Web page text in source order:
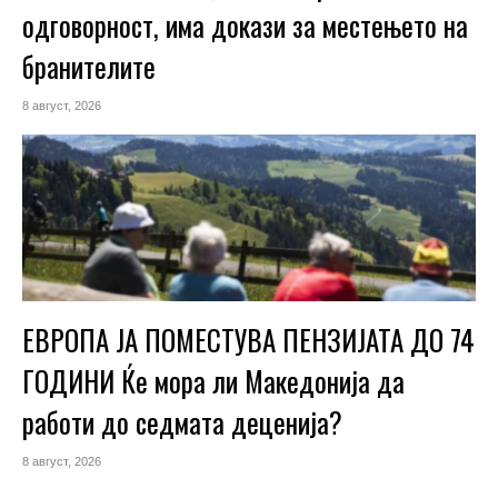
одговорност, има докази за местењето на
бранителите
8 август, 2026
ЕВРОПА ЈА ПОМЕСТУВА ПЕНЗИЈАТА ДО 74
ГОДИНИ Ќе мора ли Македонија да
работи до седмата деценија?
8 август, 2026